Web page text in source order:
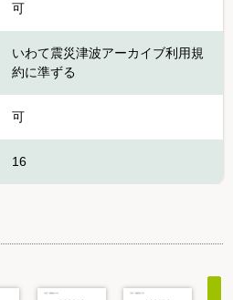
可
いわて震災津波アーカイブ利用規
約に準ずる
可
16